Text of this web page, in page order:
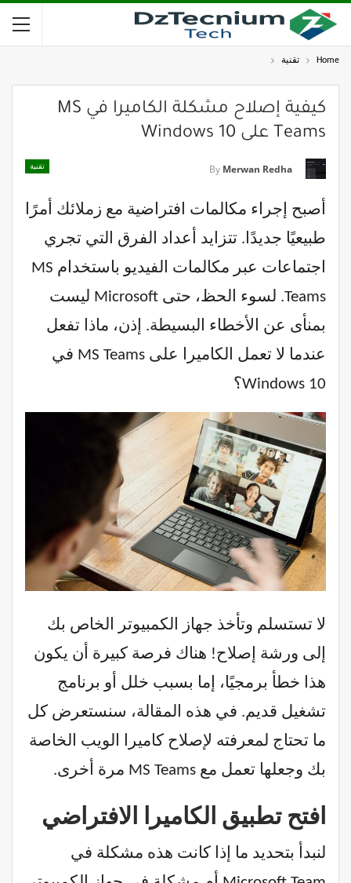
Home تقنية
كيفية إصلاح مشكلة الكاميرا في MS
Teams على Windows 10
تقنية By Merwan Redha
أصبح إجراء مكالمات افتراضية مع زملائك أمرًا
طبيعيًا جديدًا. تتزايد أعداد الفرق التي تجري
اجتماعات عبر مكالمات الفيديو باستخدام MS
Teams. لسوء الحظ، حتى Microsoft ليست
بمنأى عن الأخطاء البسيطة. إذن، ماذا تفعل
عندما لا تعمل الكاميرا على MS Teams في
Windows 10؟
لا تستسلم وتأخذ جهاز الكمبيوتر الخاص بك
إلى ورشة إصلاح! هناك فرصة كبيرة أن يكون
هذا خطأ برمجيًا، إما بسبب خلل أو برنامج
تشغيل قديم. في هذه المقالة، سنستعرض كل
ما تحتاج لمعرفته لإصلاح كاميرا الويب الخاصة
بك وجعلها تعمل مع MS Teams مرة أخرى.
افتح تطبيق الكاميرا الافتراضي
لنبدأ بتحديد ما إذا كانت هذه مشكلة في